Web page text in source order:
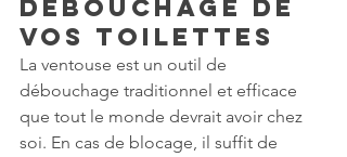
débouchage de
vos toilettes
La ventouse est un outil de
débouchage traditionnel et efficace
que tout le monde devrait avoir chez
soi. En cas de blocage, il suffit de